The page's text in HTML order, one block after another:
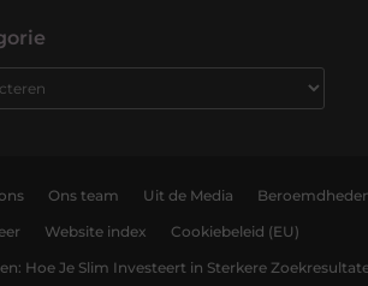
Ons team Uit de Media
Website index Cookiebeleid (EU)
Hoe Je Slim Investeert in Sterkere